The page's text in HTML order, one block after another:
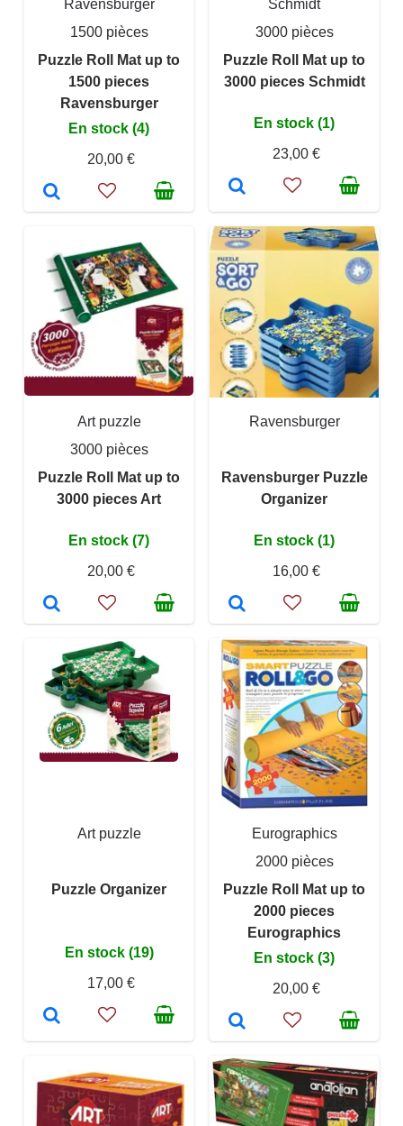
Ravensburger
1500 pièces
Puzzle Roll Mat up to
1500 pieces
Ravensburger
En stock (4)
20,00 €
Schmidt
3000 pièces
Puzzle Roll Mat up to
3000 pieces Schmidt
En stock (1)
23,00 €
Art puzzle
3000 pièces
Puzzle Roll Mat up to
3000 pieces Art
En stock (7)
20,00 €
Ravensburger
Ravensburger Puzzle
Organizer
En stock (1)
16,00 €
Art puzzle
Puzzle Organizer
En stock (19)
17,00 €
Eurographics
2000 pièces
Puzzle Roll Mat up to
2000 pieces
Eurographics
En stock (3)
20,00 €